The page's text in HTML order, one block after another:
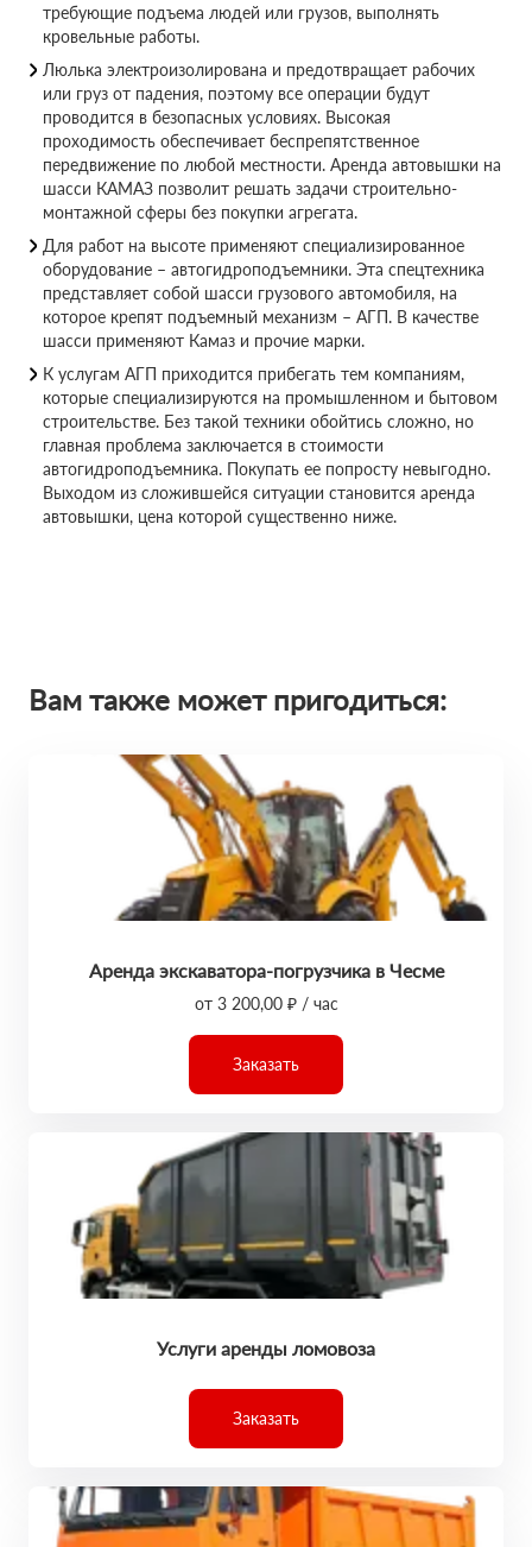
требующие подъема людей или грузов, выполнять
кровельные работы.
Люлька электроизолирована и предотвращает рабочих
или груз от падения, поэтому все операции будут
проводится в безопасных условиях. Высокая
проходимость обеспечивает беспрепятственное
передвижение по любой местности. Аренда автовышки на
шасси КАМАЗ позволит решать задачи строительно-
монтажной сферы без покупки агрегата.
Для работ на высоте применяют специализированное
оборудование – автогидроподъемники. Эта спецтехника
представляет собой шасси грузового автомобиля, на
которое крепят подъемный механизм – АГП. В качестве
шасси применяют Камаз и прочие марки.
К услугам АГП приходится прибегать тем компаниям,
которые специализируются на промышленном и бытовом
строительстве. Без такой техники обойтись сложно, но
главная проблема заключается в стоимости
автогидроподъемника. Покупать ее попросту невыгодно.
Выходом из сложившейся ситуации становится аренда
автовышки, цена которой существенно ниже.
Вам также может пригодиться:
Аренда экскаватора-погрузчика в Чесме
от 3 200,00 ₽ / час
Заказать
Услуги аренды ломовоза
Заказать